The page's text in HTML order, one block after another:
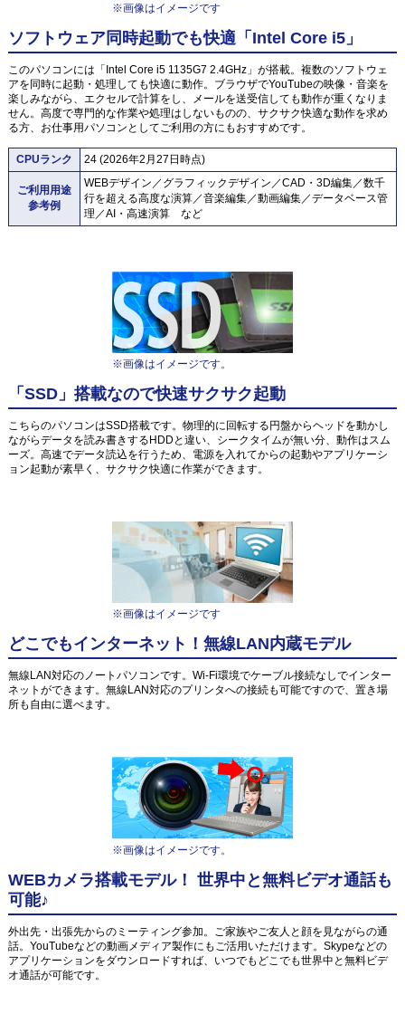
※画像はイメージです
ソフトウェア同時起動でも快適「Intel Core i5」
このパソコンには「Intel Core i5 1135G7 2.4GHz」が搭載。複数のソフトウェ
アを同時に起動・処理しても快適に動作。ブラウザでYouTubeの映像・音楽を
楽しみながら、エクセルで計算をし、メールを送受信しても動作が重くなりま
せん。高度で専門的な作業や処理はしないものの、サクサク快適な動作を求め
る方、お仕事用パソコンとしてご利用の方にもおすすめです。
CPUランク 24 (2026年2月27日時点)
ご利用用途
参考例
WEBデザイン／グラフィックデザイン／CAD・3D編集／数千
行を超える高度な演算／音楽編集／動画編集／データベース管
理／AI・高速演算 など
※画像はイメージです。
「SSD」搭載なので快速サクサク起動
こちらのパソコンはSSD搭載です。物理的に回転する円盤からヘッドを動かし
ながらデータを読み書きするHDDと違い、シークタイムが無い分、動作はスム
ーズ。高速でデータ読込を行うため、電源を入れてからの起動やアプリケーシ
ョン起動が素早く、サクサク快適に作業ができます。
※画像はイメージです
どこでもインターネット！無線LAN内蔵モデル
無線LAN対応のノートパソコンです。Wi-Fi環境でケーブル接続なしでインター
ネットができます。無線LAN対応のプリンタへの接続も可能ですので、置き場
所も自由に選べます。
※画像はイメージです。
WEBカメラ搭載モデル！ 世界中と無料ビデオ通話も
可能♪
外出先・出張先からのミーティング参加。ご家族やご友人と顔を見ながらの通
話。YouTubeなどの動画メディア製作にもご活用いただけます。Skypeなどの
アプリケーションをダウンロードすれば、いつでもどこでも世界中と無料ビデ
オ通話が可能です。